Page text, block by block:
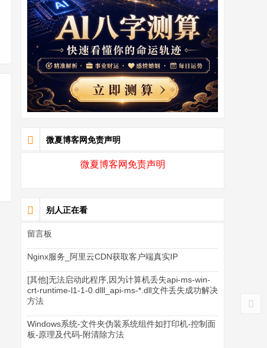
微夏博客网免责声明
微夏博客网免责声明
别人正在看
留言板
Nginx服务_阿里云CDN获取客户端真实IP
[其他]无法启动此程序,因为计算机丢失api-ms-win-
crt-runtime-l1-1-0.dlll_api-ms-*.dll文件丢失成功解决
方法
Windows系统-文件夹伪装系统组件如打印机-控制面
板-原理及代码-附清除方法